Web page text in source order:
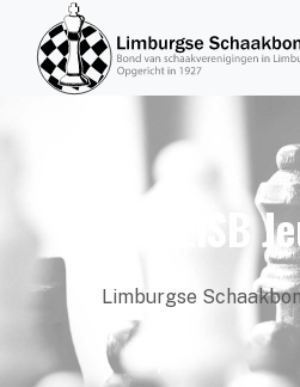
LiSB
Limburgse